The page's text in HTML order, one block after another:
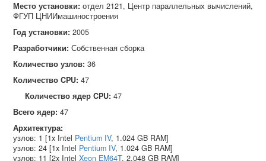
Место установки: отдел 2121, Центр параллельных вычислений,
ФГУП ЦНИИмашиностроения
Год установки: 2005
Разработчики: Собственная сборка
Количество узлов: 36
Количество CPU: 47
Количество ядер CPU: 47
Всего ядер: 47
Архитектура:
узлов: 1 [1x Intel Pentium IV, 1.024 GB RAM]
узлов: 24 [1x Intel Pentium IV, 1.024 GB RAM]
узлов: 11 [2x Intel Xeon EM64T, 2.048 GB RAM]